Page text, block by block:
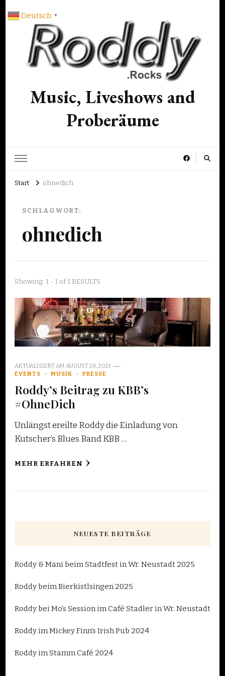
Music, Liveshows and
Proberäume
Start ohnedich
SCHLAGWORT:
ohnedich
Showing: 1 - 1 of 1 RESULTS
AKTUALISIERT AM AUGUST 28, 2021
EVENTS
MUSIK PRESSE
Roddy’s Beitrag zu KBB’s
#OhneDich
Unlängst ereilte Roddy die Einladung von
Kutscher’s Blues Band KBB …
MEHR ERFAHREN
NEUESTE BEITRÄGE
Roddy & Mani beim Stadtfest in Wr. Neustadt 2025
Roddy beim Bierkistlsingen 2025
Roddy bei Mo’s Session im Café Stadler in Wr. Neustadt
Roddy im Mickey Finn’s Irish Pub 2024
Roddy im Stamm Café 2024
Deutsch ▼